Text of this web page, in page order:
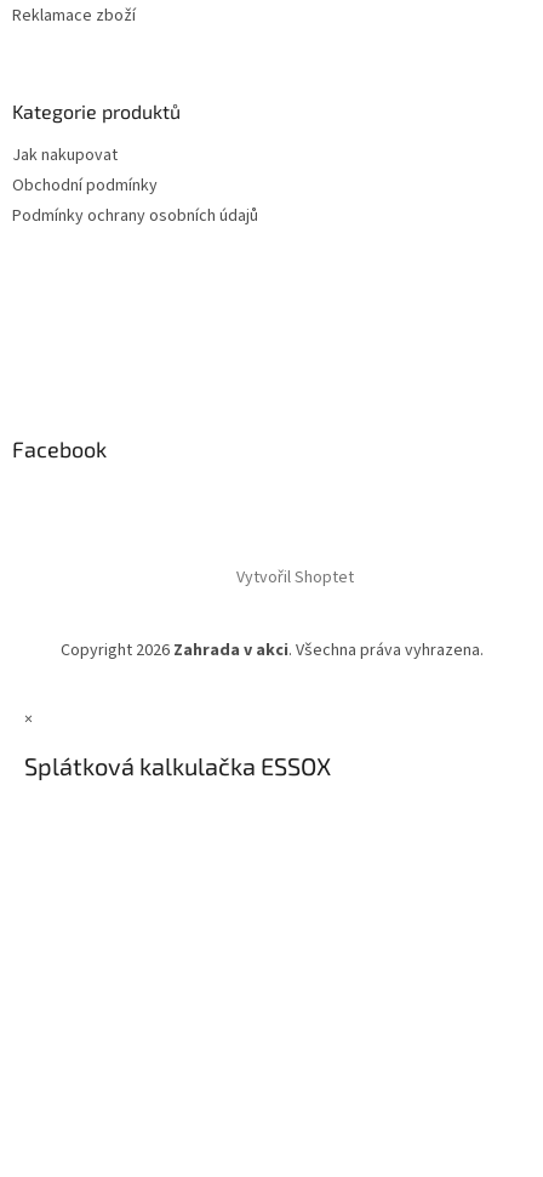
Reklamace zboží
Kategorie produktů
Jak nakupovat
Obchodní podmínky
Podmínky ochrany osobních údajů
Facebook
Vytvořil Shoptet
Copyright 2026 Zahrada v akci. Všechna práva vyhrazena.
×
Splátková kalkulačka ESSOX